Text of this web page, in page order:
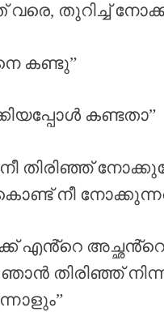
തുറിച്ച്
കണ്ടു”
കണ്ടതാ”
തിരിഞ്ഞ്
നീ
എൻ്റെ
ഞാൻ തിരിഞ്ഞ്